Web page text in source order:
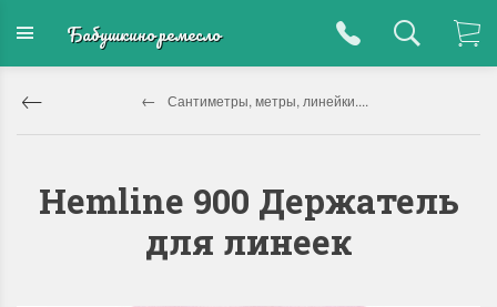
Бабушкино ремесло
Сантиметры, метры, линейки....
Hemline 900 Держатель
для линеек